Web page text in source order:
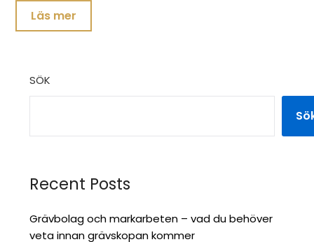
Läs mer
SÖK
Recent Posts
Grävbolag och markarbeten – vad du behöver
veta innan grävskopan kommer